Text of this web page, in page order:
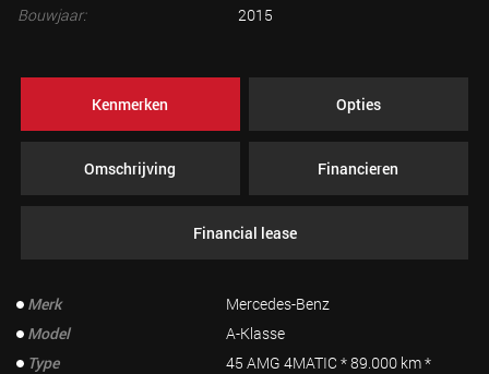
Bouwjaar: 2015
Kenmerken Opties
Omschrijving Financieren
Financial lease
Merk
Mercedes-Benz
Model
A-Klasse
Type
45 AMG 4MATIC * 89.000 km *